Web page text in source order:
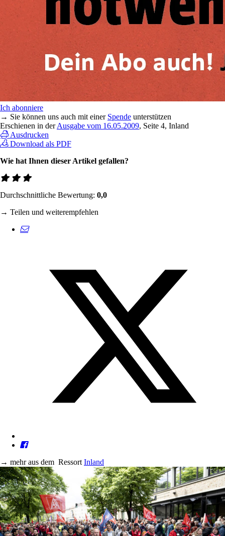
Ich abonniere
→ Sie können uns auch mit einer Spende unterstützen
Erschienen in derAusgabe vom 16.05.2009, Seite 4, Inland
Ausdrucken
Download als PDF
Wie hat Ihnen dieser Artikel gefallen?
Durchschnittliche Bewertung: 0,0
→ Teilen und weiterempfehlen
→ mehr aus dem Ressort Inland